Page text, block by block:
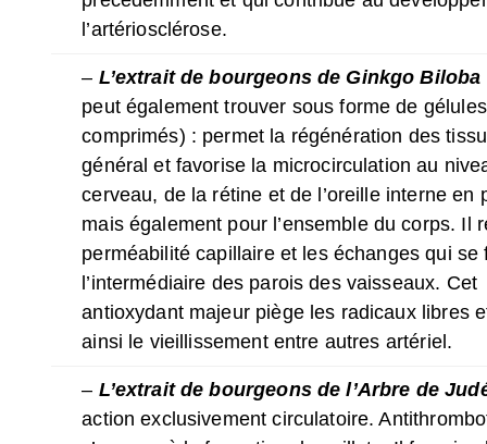
l’artériosclérose.
– L’extrait de bourgeons de Ginkgo Biloba
peut également trouver sous forme de
comprimés) : permet la régénération des
général et favorise la microcirculation au
cerveau, de la rétine et de l’oreille interne en
mais également pour l’ensemble du corps. Il
perméabilité capillaire et les échanges qui se
l’intermédiaire des parois des vaisseaux. Cet
antioxydant majeur piège les radicaux libres
ainsi le vieillissement entre autres artériel.
– L’extrait de bourgeons de l’Arbre de
action exclusivement circulatoire.